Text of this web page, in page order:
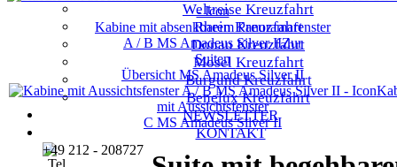
Weltreise Kreuzfahrt
RheinKreuzfahrt
DonauKreuzfahrt
Mosel Kreuzfahrt
BurgundKreuzfahrt
BeneluxKreuzfahrt
NEWSLETTER
KONTAKT
+49 212 - 208727
Kabine mit absenkbarem Panoramafenster
A / B MS Amadeus Silver IIZur
Suiten
Übersicht MS Amadeus Silver II
mit Aussichtsfenster
C MS Amadeus Silver II